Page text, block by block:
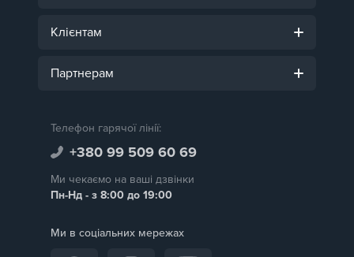
Клієнтам
Партнерам
Телефон гарячої лінії:
+380 99 509 60 69
Ми чекаємо на ваші дзвінки
Пн-Нд - з 8:00 до 19:00
Ми в соціальних мережах